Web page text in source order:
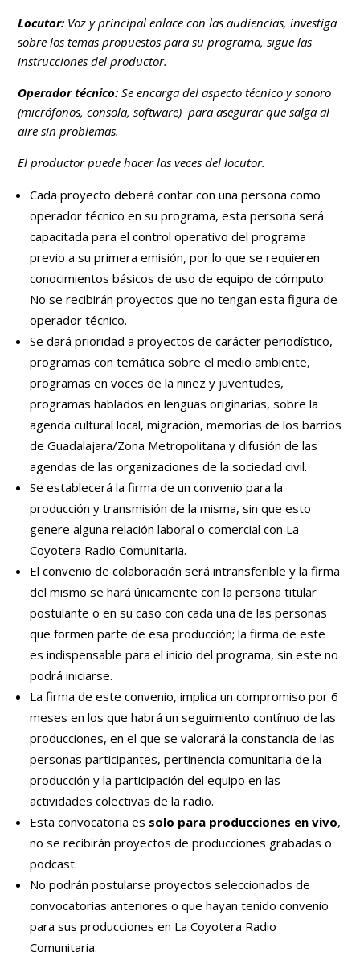
Locutor: Voz y principal enlace con las audiencias, investiga
sobre los temas propuestos para su programa, sigue las
instrucciones del productor.
Operador técnico: Se encarga del aspecto técnico y sonoro
(micrófonos, consola, software) para asegurar que salga al
aire sin problemas.
El productor puede hacer las veces del locutor.
Cada proyecto deberá contar con una persona como
operador técnico en su programa, esta persona será
capacitada para el control operativo del programa
previo a su primera emisión, por lo que se requieren
conocimientos básicos de uso de equipo de cómputo.
No se recibirán proyectos que no tengan esta figura de
operador técnico.
Se dará prioridad a proyectos de carácter periodístico,
programas con temática sobre el medio ambiente,
programas en voces de la niñez y juventudes,
programas hablados en lenguas originarias, sobre la
agenda cultural local, migración, memorias de los barrios
de Guadalajara/Zona Metropolitana y difusión de las
agendas de las organizaciones de la sociedad civil.
Se establecerá la firma de un convenio para la
producción y transmisión de la misma, sin que esto
genere alguna relación laboral o comercial con La
Coyotera Radio Comunitaria.
El convenio de colaboración será intransferible y la firma
del mismo se hará únicamente con la persona titular
postulante o en su caso con cada una de las personas
que formen parte de esa producción; la firma de este
es indispensable para el inicio del programa, sin este no
podrá iniciarse.
La firma de este convenio, implica un compromiso por 6
meses en los que habrá un seguimiento contínuo de las
producciones, en el que se valorará la constancia de las
personas participantes, pertinencia comunitaria de la
producción y la participación del equipo en las
actividades colectivas de la radio.
Esta convocatoria es solo para producciones en vivo,
no se recibirán proyectos de producciones grabadas o
podcast.
No podrán postularse proyectos seleccionados de
convocatorias anteriores o que hayan tenido convenio
para sus producciones en La Coyotera Radio
Comunitaria.